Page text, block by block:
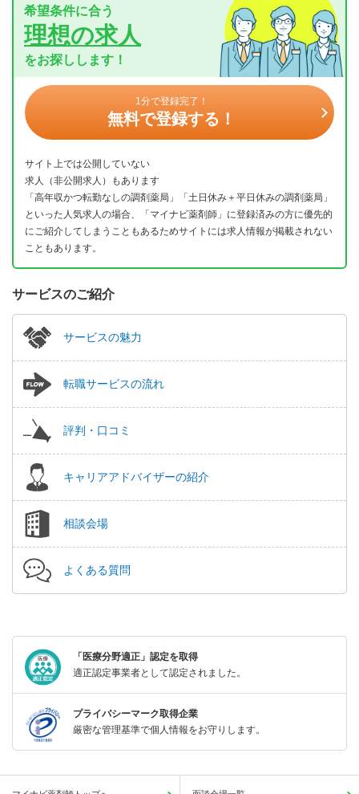
希望条件に合う
理想の求人
をお探しします！
1分で登録完了！
無料で登録する！
サイト上では公開していない
求人（非公開求人）もあります
「高年収かつ転勤なしの調剤薬局」「土日休み＋平日休みの調剤薬局」
といった人気求人の場合、「マイナビ薬剤師」に登録済みの方に優先的
にご紹介してしまうこともあるためサイトには求人情報が掲載されない
こともあります。
サービスのご紹介
サービスの魅力
転職サービスの流れ
評判・口コミ
キャリアアドバイザーの紹介
相談会場
よくある質問
「医療分野適正」認定を取得
適正認定事業者として認定されました。
プライバシーマーク取得企業
厳密な管理基準で個人情報をお守りします。